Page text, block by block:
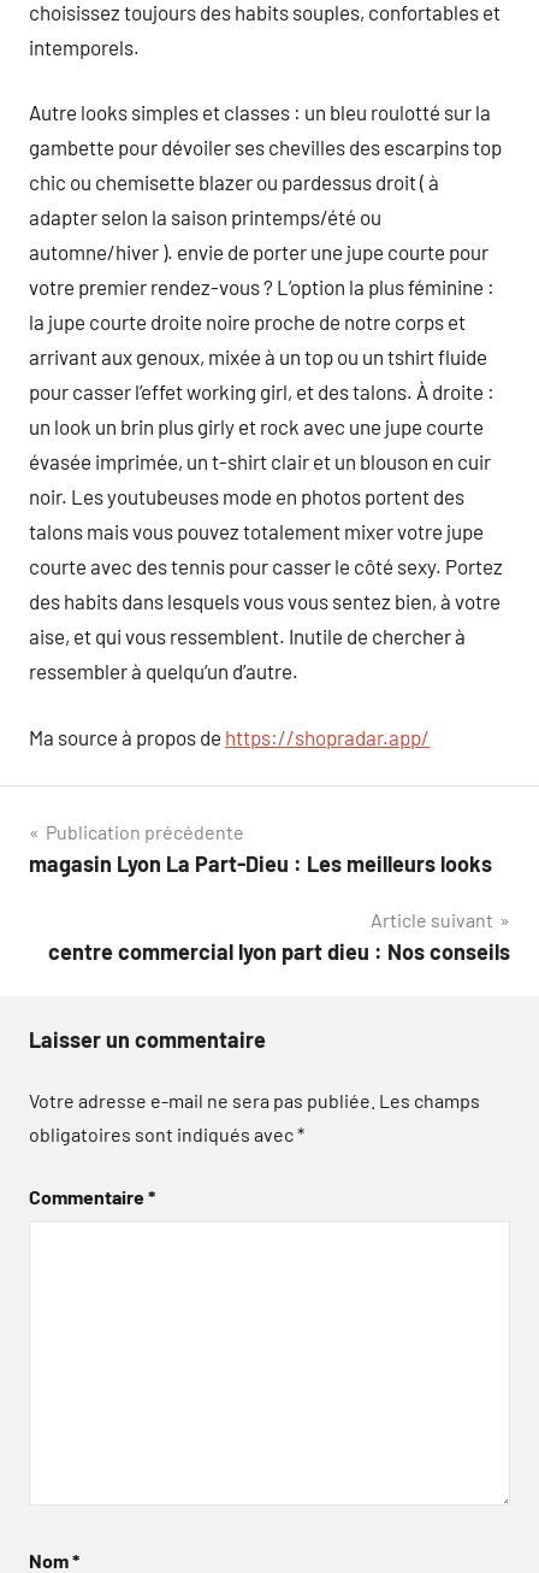
choisissez toujours des habits souples, confortables et
intemporels.
Autre looks simples et classes : un bleu roulotté sur la
gambette pour dévoiler ses chevilles des escarpins top
chic ou chemisette blazer ou pardessus droit ( à
adapter selon la saison printemps/été ou
automne/hiver ). envie de porter une jupe courte pour
votre premier rendez-vous ? L’option la plus féminine :
la jupe courte droite noire proche de notre corps et
arrivant aux genoux, mixée à un top ou un tshirt fluide
pour casser l’effet working girl, et des talons. À droite :
un look un brin plus girly et rock avec une jupe courte
évasée imprimée, un t-shirt clair et un blouson en cuir
noir. Les youtubeuses mode en photos portent des
talons mais vous pouvez totalement mixer votre jupe
courte avec des tennis pour casser le côté sexy. Portez
des habits dans lesquels vous vous sentez bien, à votre
aise, et qui vous ressemblent. Inutile de chercher à
ressembler à quelqu’un d’autre.
Ma source à propos de https://shopradar.app/
Navigation
de
Publication précédente
magasin Lyon La Part-Dieu : Les meilleurs looks
Article suivant
centre commercial lyon part dieu : Nos conseils
Laisser un commentaire
Votre adresse e-mail ne sera pas publiée. Les champs
obligatoires sont indiqués avec*
Commentaire*
Nom*